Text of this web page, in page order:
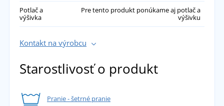
Potlač a
výšivka
Pre tento produkt ponúkame aj potlač a
výšivku
Kontakt na výrobcu
Starostlivosť o produkt
Pranie - šetrné pranie